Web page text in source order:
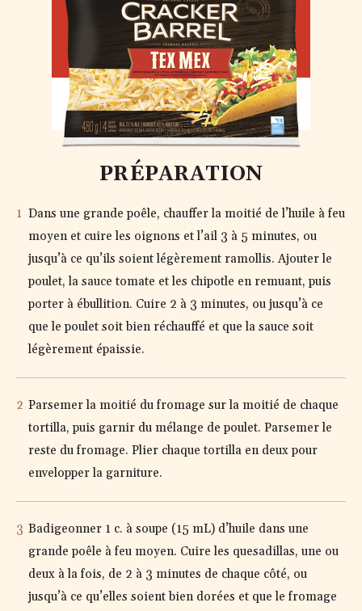
TEX MEX
PRÉPARATION
Dans une grande poêle, chauffer la moitié de l’huile à feu
moyen et cuire les oignons et l’ail 3 à 5 minutes, ou
jusqu’à ce qu’ils soient légèrement ramollis. Ajouter le
poulet, la sauce tomate et les chipotle en remuant, puis
porter à ébullition. Cuire 2 à 3 minutes, ou jusqu’à ce
que le poulet soit bien réchauffé et que la sauce soit
légèrement épaissie.
Parsemer la moitié du fromage sur la moitié de chaque
tortilla, puis garnir du mélange de poulet. Parsemer le
reste du fromage. Plier chaque tortilla en deux pour
envelopper la garniture.
Badigeonner 1 c. à soupe (15 mL) d’huile dans une
grande poêle à feu moyen. Cuire les quesadillas, une ou
deux à la fois, de 2 à 3 minutes de chaque côté, ou
jusqu’à ce qu’elles soient bien dorées et que le fromage